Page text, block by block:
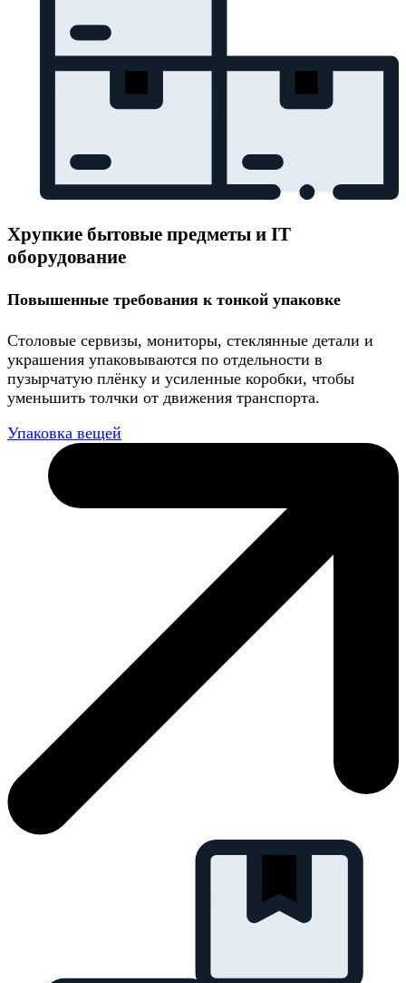
Хрупкие бытовые предметы и IT
оборудование
Повышенные требования к тонкой упаковке
Столовые сервизы, мониторы, стеклянные детали и
украшения упаковываются по отдельности в
пузырчатую плёнку и усиленные коробки, чтобы
уменьшить толчки от движения транспорта.
Упаковка вещей